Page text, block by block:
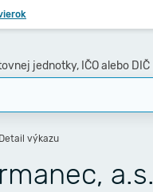
jednotky, IČO alebo DIČ
Detail výkazu
a.s.